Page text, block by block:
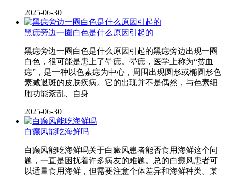
2025-06-30
黑痣旁边一圈白色是什么原因引起的
黑痣旁边一圈白色是什么原因引起的黑痣旁边出现一圈
白色，很可能是患上了晕痣。晕痣，医学上称为“贫血
痣”，是一种以色素痣为中心，周围出现圆形或椭圆形色
素减退斑的皮肤疾病。它的出现并不是偶然，与色素细
胞功能紊乱、自身
2025-06-30
白癫风能吃海鲜吗
白癫风能吃海鲜吗关于白癜风患者能否食用海鲜这个问
题，一直是困扰着许多病友的难题。总的白癜风患者可
以适量食用海鲜，但需要注意个体差异和海鲜种类。某